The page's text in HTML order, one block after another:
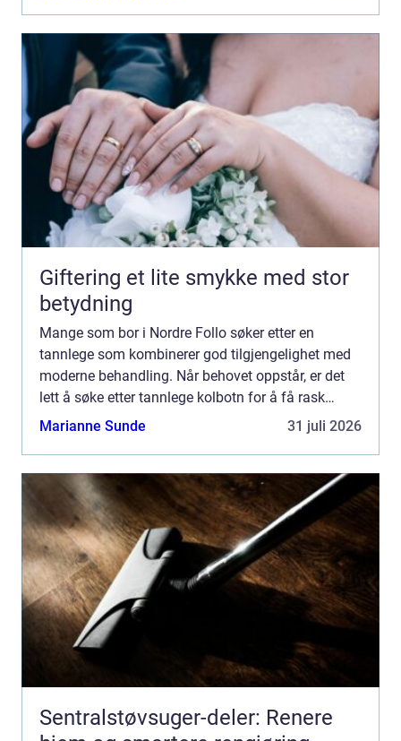
Giftering et lite smykke med stor
betydning
Mange som bor i Nordre Follo søker etter en
tannlege som kombinerer god tilgjengelighet med
moderne behandling. Når behovet oppstår, er det
lett å søke etter tannlege kolbotn for å få rask
oversikt. Valget ...
Marianne Sunde 31 juli 2026
Sentralstøvsuger-deler: Renere